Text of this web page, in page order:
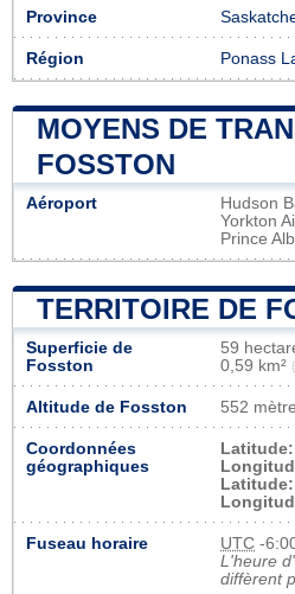
Province
Région Ponass
MOYENS DE
FOSSTON
Aéroport Hudson
Yorkton
Prince
TERRITOIRE DE
Superficie de
Fosston
59
0,59 km²
Altitude de Fosston 552
Coordonnées
géographiques
Latitude:
Latitude:
Fuseau horaire UTC -
L'heure
diffèrent